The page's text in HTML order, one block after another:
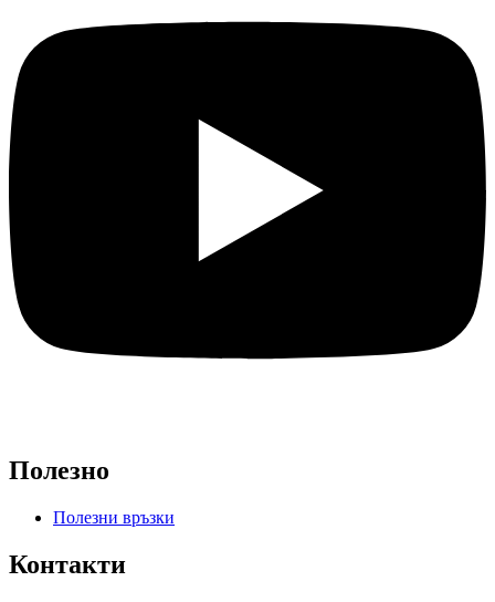
Полезно
Полезни връзки
Контакти